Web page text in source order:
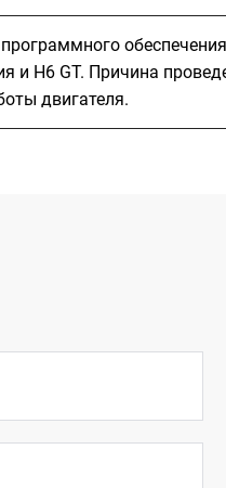
и H6 GT. Причина
двигателя.